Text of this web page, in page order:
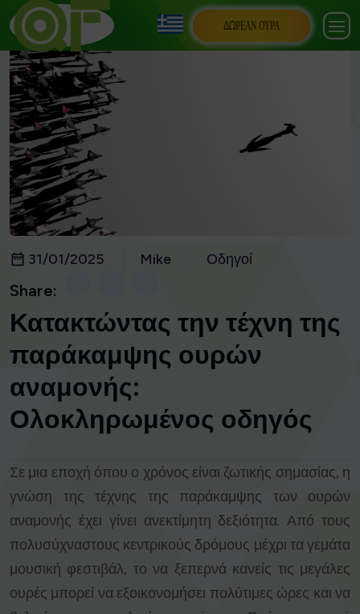
ΔΩΡΕΆΝ ΟΥΡΆ
31/01/2025 Mike Οδηγοί
Share:
Κατακτώντας την τέχνη της
παράκαμψης ουρών
αναμονής:
Ολοκληρωμένος οδηγός
Σε μια εποχή όπου ο χρόνος είναι ζωτικής σημασίας, η
γνώση της τέχνης της παράκαμψης των ουρών
αναμονής έχει γίνει ανεκτίμητη δεξιότητα. Από τους
πολυσύχναστους κεντρικούς δρόμους μέχρι τα γεμάτα
μουσική φεστιβάλ, το να ξεπερνά κανείς τις μεγάλες
ουρές μπορεί να εξοικονομήσει πολύτιμες ώρες και να